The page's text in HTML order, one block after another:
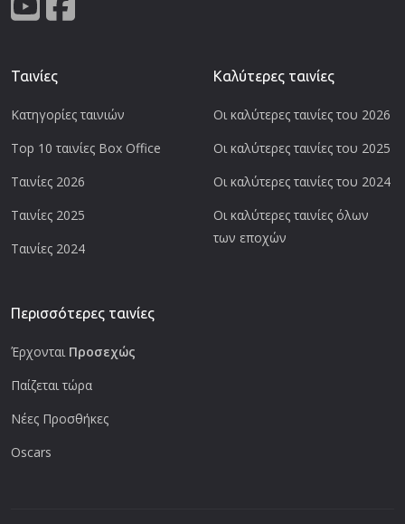
Ταινίες
Κατηγορίες ταινιών
Top 10 ταινίες Box Office
Ταινίες 2026
Ταινίες 2025
Ταινίες 2024
Καλύτερες ταινίες
Οι καλύτερες ταινίες του 2026
Οι καλύτερες ταινίες του 2025
Οι καλύτερες ταινίες του 2024
Οι καλύτερες ταινίες όλων
των εποχών
Περισσότερες ταινίες
Έρχονται Προσεχώς
Παίζεται τώρα
Νέες Προσθήκες
Oscars